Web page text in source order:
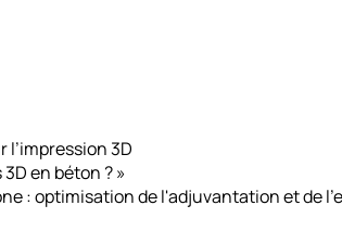
3D
en béton ? »
: optimisation de l'adjuvantation et de